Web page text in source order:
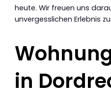
heute. Wir freuen uns
unvergesslichen Erlebnis
in